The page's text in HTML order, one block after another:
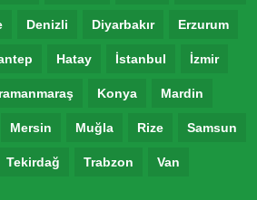
Denizli Diyarbakır Erzurum
Hatay İstanbul İzmir
Konya Mardin
Mersin Muğla Rize Samsun
Tekirdağ Trabzon Van